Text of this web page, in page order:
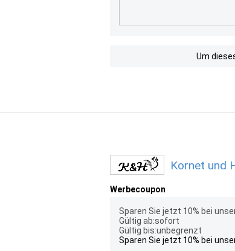
Um
Kornet und
Werbecoupon
Sparen Sie jetzt 10% bei
Gültig ab:sofort
Gültig bis:unbegrenzt
Sparen Sie jetzt 10% bei